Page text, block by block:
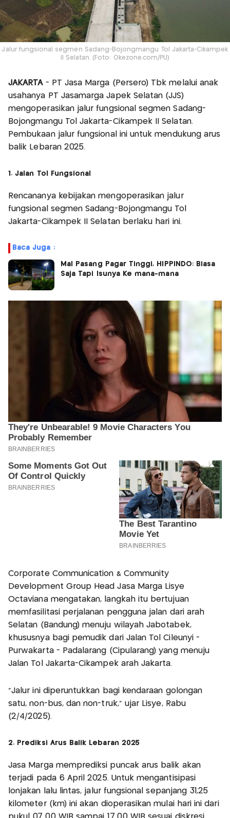
Jalur fungsional segmen Sadang-Bojongmangu Tol Jakarta-Cikampek
II Selatan. (Foto: Okezone.com/PU)
JAKARTA - PT Jasa Marga (Persero) Tbk melalui anak
usahanya PT Jasamarga Japek Selatan (JJS)
mengoperasikan jalur fungsional segmen Sadang-
Bojongmangu Tol Jakarta-Cikampek II Selatan.
Pembukaan jalur fungsional ini untuk mendukung arus
balik Lebaran 2025.
1. Jalan Tol Fungsional
Rencananya kebijakan mengoperasikan jalur
fungsional segmen Sadang-Bojongmangu Tol
Jakarta-Cikampek II Selatan berlaku hari ini.
Baca Juga :
Mal Pasang Pagar Tinggi, HIPPINDO: Biasa
Saja Tapi Isunya Ke mana-mana
Corporate Communication & Community
Development Group Head Jasa Marga Lisye
Octaviana mengatakan, langkah itu bertujuan
memfasilitasi perjalanan pengguna jalan dari arah
Selatan (Bandung) menuju wilayah Jabotabek,
khususnya bagi pemudik dari Jalan Tol Cileunyi -
Purwakarta - Padalarang (Cipularang) yang menuju
Jalan Tol Jakarta-Cikampek arah Jakarta.
“Jalur ini diperuntukkan bagi kendaraan golongan
satu, non-bus, dan non-truk," ujar Lisye, Rabu
(2/4/2025).
2. Prediksi Arus Balik Lebaran 2025
Jasa Marga memprediksi puncak arus balik akan
terjadi pada 6 April 2025. Untuk mengantisipasi
lonjakan lalu lintas, jalur fungsional sepanjang 31,25
kilometer (km) ini akan dioperasikan mulai hari ini dari